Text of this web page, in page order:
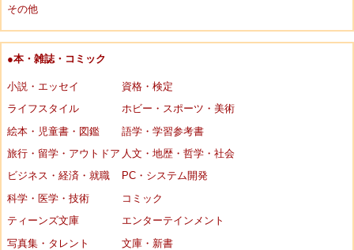
その他
●本・雑誌・コミック
小説・エッセイ
資格・検定
ライフスタイル
ホビー・スポーツ・美術
絵本・児童書・図鑑
語学・学習参考書
旅行・留学・アウトドア 人文・地歴・哲学・社会
ビジネス・経済・就職
PC・システム開発
科学・医学・技術
コミック
ティーンズ文庫
エンターテインメント
写真集・タレント
文庫・新書